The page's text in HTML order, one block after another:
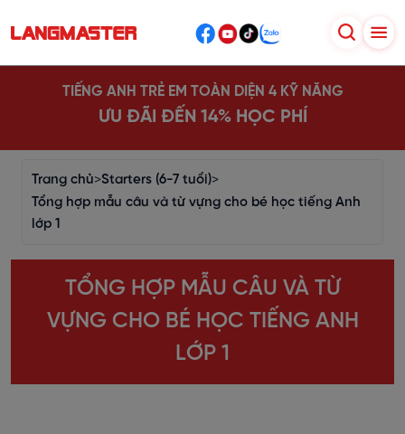
TIẾNG ANH TRẺ EM TOÀN DIỆN 4 KỸ NĂNG
ƯU ĐÃI ĐẾN 14% HỌC PHÍ
Trang chủ>Starters (6-7 tuổi)>
Tổng hợp mẫu câu và từ vựng cho bé học tiếng Anh
lớp 1
TỔNG HỢP MẪU CÂU VÀ TỪ
VỰNG CHO BÉ HỌC TIẾNG ANH
LỚP 1